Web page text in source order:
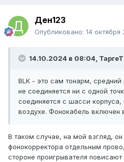
Ден123
Опубликовано: 14 октября
14.10.2024 в 08:04, ТаргеТ
BLK - это сам тонарм,
не соединяется ни с одной
соединяется с шасси
воздухе. Фонокабель
В таком случае, на мой взгляд,
фонокорректора отдельным
стороне проигрывателя повисают